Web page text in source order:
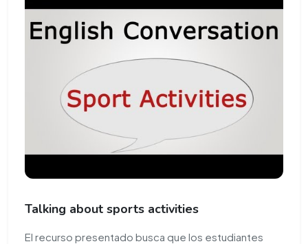
Talking about sports activities
El recurso presentado busca que los estudiantes